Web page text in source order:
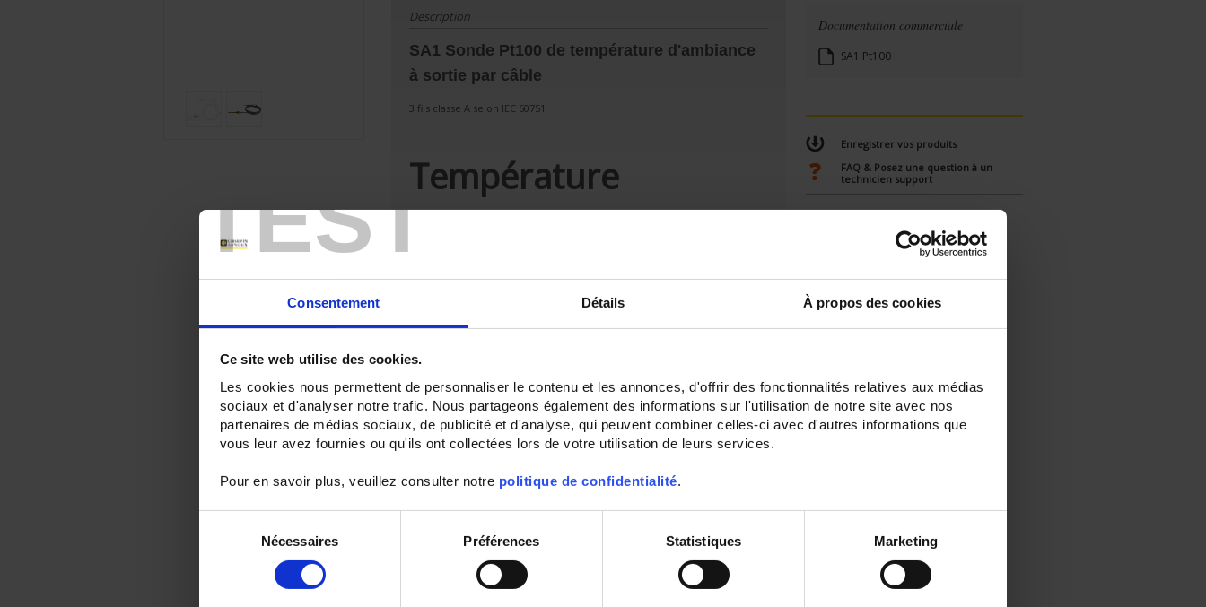
TEST
Consentement Détails À propos des cookies
Ce site web utilise des cookies.
Les cookies nous permettent de personnaliser le contenu et les annonces, d'offrir des fonctionnalités relatives aux médias
sociaux et d'analyser notre trafic. Nous partageons également des informations sur l'utilisation de notre site avec nos
partenaires de médias sociaux, de publicité et d'analyse, qui peuvent combiner celles-ci avec d'autres informations que
vous leur avez fournies ou qu'ils ont collectées lors de votre utilisation de leurs services.
Pour en savoir plus, veuillez consulter notre politique de confidentialité.
consentement
Nécessaires Préférences Statistiques Marketing
Description
SA1 Sonde Pt100 de température d'ambiance
à sortie par câble
3 fils classe A selon IEC 60751
Température
Protecteur:
sous protecteur laiton L = 50 mm Ø 5 mm
Raccord:
sortie par câble PVC 3 conducteurs de 2 m
Documentation commerciale
SA1 Pt100
Enregistrer vos produits
FAQ & Posez une question à un
technicien support